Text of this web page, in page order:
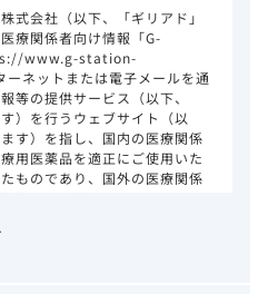
式会社（以下、「ギリアド」
療関係者向け情報「G-
www.g-station-
ネットまたは電子メールを通
等の提供サービス（以下、
）を行うウェブサイト（以
す）を指し、国内の医療関係
用医薬品を適正にご使用いた
ものであり、国外の医療関係
意された場合のみご利用くだ